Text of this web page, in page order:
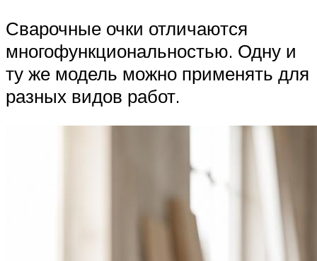
Сварочные очки отличаются
многофункциональностью. Одну и
ту же модель можно применять для
разных видов работ.